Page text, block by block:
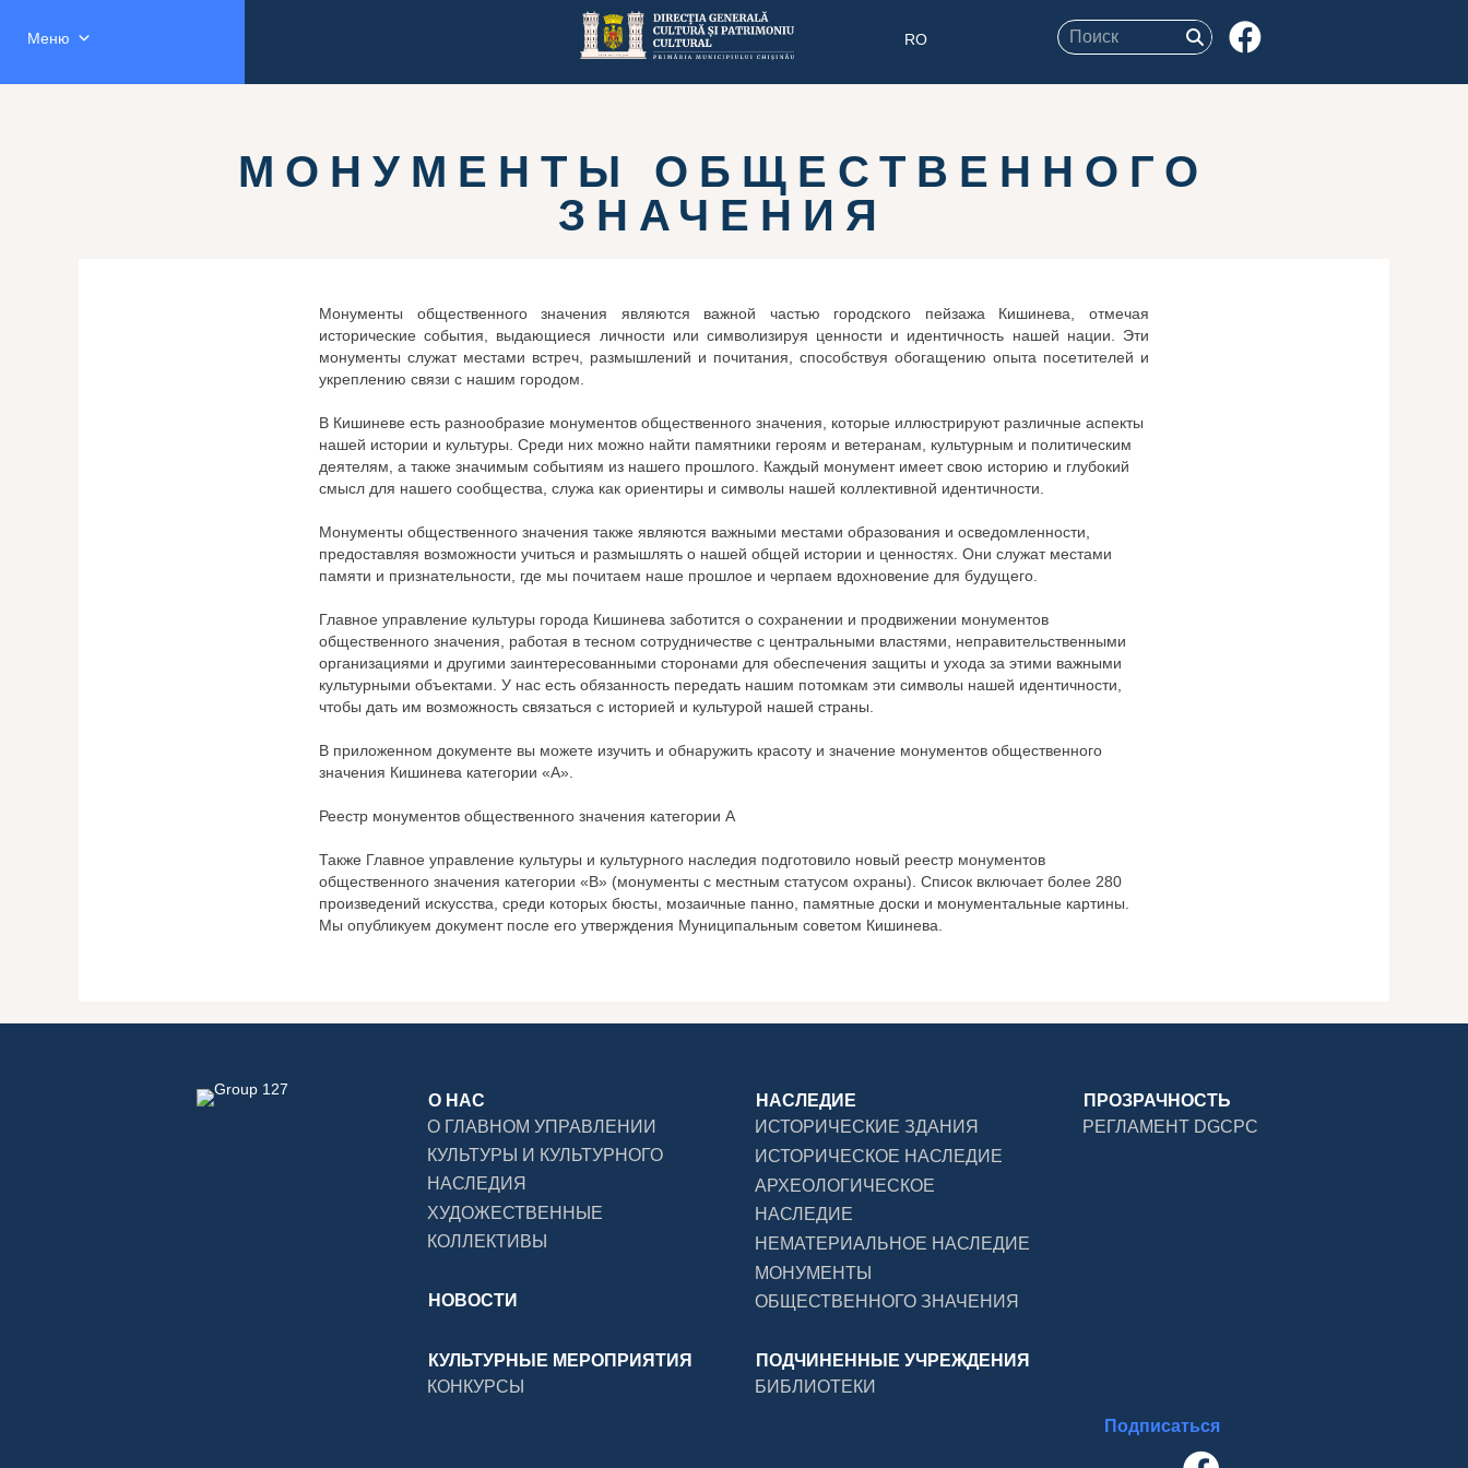
Меню RO
МОНУМЕНТЫ ОБЩЕСТВЕННОГО
ЗНАЧЕНИЯ
Монументы общественного значения являются важной частью городского пейзажа Кишинева, отмечая
исторические события, выдающиеся личности или символизируя ценности и идентичность нашей нации. Эти
монументы служат местами встреч, размышлений и почитания, способствуя обогащению опыта посетителей и
укреплению связи с нашим городом.
В Кишиневе есть разнообразие монументов общественного значения, которые иллюстрируют различные аспекты
нашей истории и культуры. Среди них можно найти памятники героям и ветеранам, культурным и политическим
деятелям, а также значимым событиям из нашего прошлого. Каждый монумент имеет свою историю и глубокий
смысл для нашего сообщества, служа как ориентиры и символы нашей коллективной идентичности.
Монументы общественного значения также являются важными местами образования и осведомленности,
предоставляя возможности учиться и размышлять о нашей общей истории и ценностях. Они служат местами
памяти и признательности, где мы почитаем наше прошлое и черпаем вдохновение для будущего.
Главное управление культуры города Кишинева заботится о сохранении и продвижении монументов
общественного значения, работая в тесном сотрудничестве с центральными властями, неправительственными
организациями и другими заинтересованными сторонами для обеспечения защиты и ухода за этими важными
культурными объектами. У нас есть обязанность передать нашим потомкам эти символы нашей идентичности,
чтобы дать им возможность связаться с историей и культурой нашей страны.
В приложенном документе вы можете изучить и обнаружить красоту и значение монументов общественного
значения Кишинева категории «А».
Реестр монументов общественного значения категории А
Также Главное управление культуры и культурного наследия подготовило новый реестр монументов
общественного значения категории «В» (монументы с местным статусом охраны). Список включает более 280
произведений искусства, среди которых бюсты, мозаичные панно, памятные доски и монументальные картины.
Мы опубликуем документ после его утверждения Муниципальным советом Кишинева.
О НАС
О ГЛАВНОМ УПРАВЛЕНИИ
КУЛЬТУРЫ И КУЛЬТУРНОГО
НАСЛЕДИЯ
ХУДОЖЕСТВЕННЫЕ
КОЛЛЕКТИВЫ
НОВОСТИ
НАСЛЕДИЕ
ИСТОРИЧЕСКИЕ ЗДАНИЯ
ИСТОРИЧЕСКОЕ НАСЛЕДИЕ
АРХЕОЛОГИЧЕСКОЕ
НАСЛЕДИЕ
НЕМАТЕРИАЛЬНОЕ НАСЛЕДИЕ
МОНУМЕНТЫ
ОБЩЕСТВЕННОГО ЗНАЧЕНИЯ
ПРОЗРАЧНОСТЬ
РЕГЛАМЕНТ DGCPC
КУЛЬТУРНЫЕ МЕРОПРИЯТИЯ
КОНКУРСЫ
ПОДЧИНЕННЫЕ УЧРЕЖДЕНИЯ
БИБЛИОТЕКИ
Подписаться